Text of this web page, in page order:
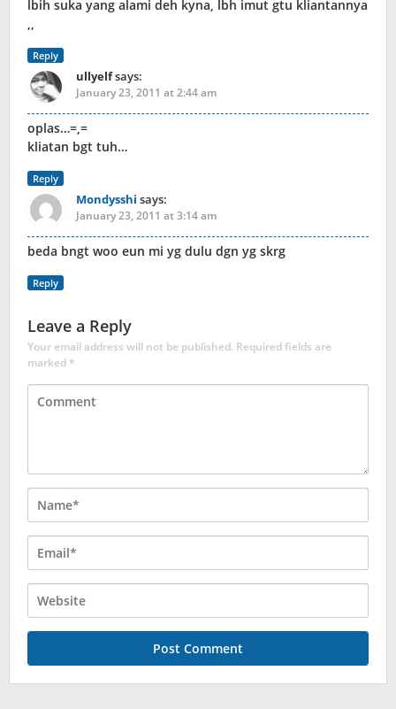
lbih suka yang alami deh kyna, lbh imut gtu kliantannya
,,
Reply
ullyelfsays:
January 23, 2011 at 2:44 am
oplas…=,=
kliatan bgt tuh…
Reply
Mondysshi says:
January 23, 2011 at 3:14 am
beda bngt woo eun mi yg dulu dgn yg skrg
Reply
Leave a Reply
Your email address will not be published. Required fields are
marked*